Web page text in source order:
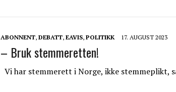
ABONNENT, DEBATT, EAVIS, POLITIKK 17. AUGUST 2023
– Bruk stemmeretten!
Vi har stemmerett i Norge, ikke stemmeplikt,